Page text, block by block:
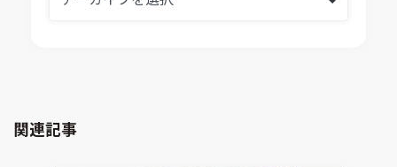
CAD連携・CAE業務支援
Virtual Environment
関連記事